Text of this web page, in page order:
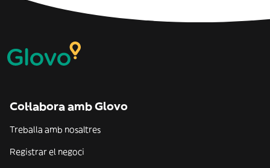
Col·labora amb Glovo
Treballa amb nosaltres
Registrar el negoci